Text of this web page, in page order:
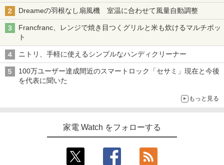
Dreameの羽根なし扇風機 室温に合わせて風量自動調整
Francfranc、レンジで焼き目つくグリルと米も炊けるマルチポッ
ト
ニトリ、手軽に使えるシンプルなハンディクリーナー
100万ユーザー達成間近のスマートロック「セサミ」現在と今後
を代表に聞いた
もっと見る
家電 Watch をフォローする